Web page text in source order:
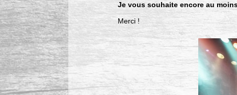
Je vous souhaite encore au
Merci !